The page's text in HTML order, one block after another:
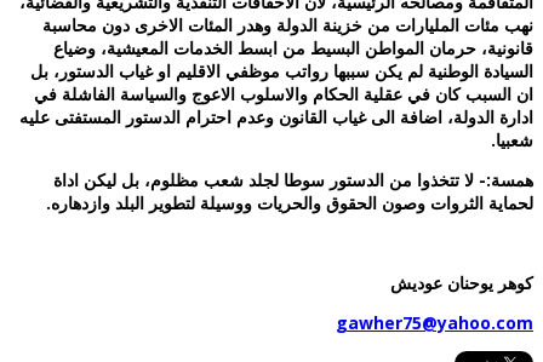
مئات المليارات من خزينة الدولة وهدر المئات الاخرى دون محاسبة
حرمان المواطن البسيط من ابسط الخدمات المعيشية، وضياع
الوطنية لم يكن سببها رواتب موظفي الاقليم او غياب الدستور، بل
السبب كان في عقلية الحكام والاسلوب الاعوج والسياسة الفاشلة في
الدولة، اضافة الى غياب القانون وعدم احترام الدستور المستفتى عليه
لا تتخذوا من الدستور سوطا لجلد شعب مظلوم، بل ليكن اداة
الثروات وصون الحقوق والحريات ووسيلة لتطوير البلد وازدهاره.
يوحنان عوديش